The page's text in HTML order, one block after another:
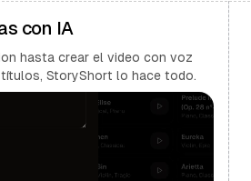
con IA
hasta crear el video con voz
StoryShort lo hace todo.